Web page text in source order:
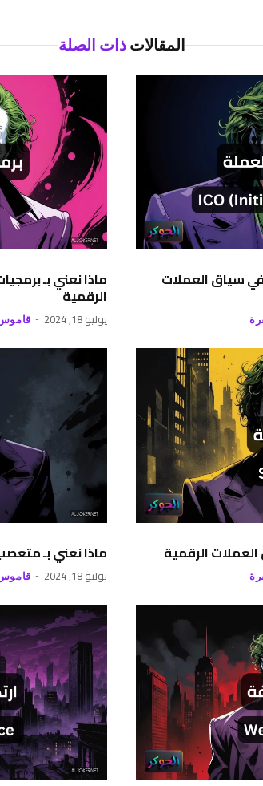
المقالاتذات الصلة
في سياق العملات ماذا نعني بـ
الرقمية
يوليو 18, 2024
الرقمية ماذا نعني بـ
يوليو 18, 2024